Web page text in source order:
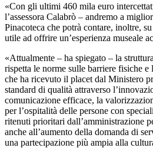
«Con gli ultimi 460 mila euro
l’assessora Calabrò – andremo a
Pinacoteca che potrà contare, inoltre,
utile ad offrire un’esperienza museale
«Attualmente – ha spiegato – la
rispetta le norme sulle barriere fisiche
che ha ricevuto il placet dal Ministero
standard di qualità attraverso
comunicazione efficace, la
per l’ospitalità delle persone con
ritenuti prioritari dall’amministrazione
anche all’aumento della domanda di
una partecipazione più ampia alla